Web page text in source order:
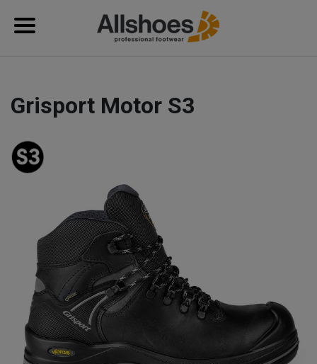
Grisport Motor S3